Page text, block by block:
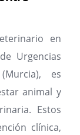
en
Urgencias
es
animal y
Estos
clínica,